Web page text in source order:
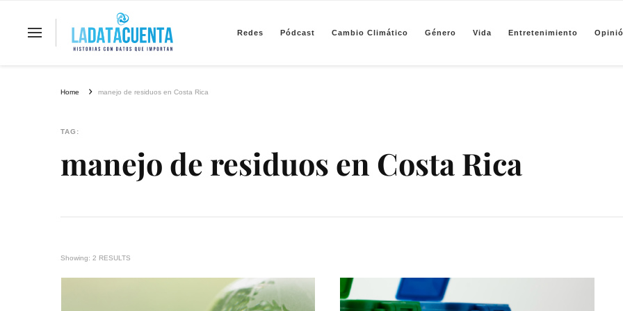
La Data Cuenta es una plataforma independiente de periodismo basado en análisis de datos y visualización de información sobre
Redes Pódcast Cambio Climático Género Vida Entretenimiento
Home manejo de residuos en Costa Rica
TAG:
manejo de residuos en Costa Rica
Showing: 2 RESULTS